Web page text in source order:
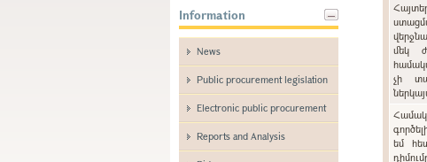
Information
News
Public procurement legislation
Electronic public procurement
Reports and Analysis
մեկ
չի
եմ